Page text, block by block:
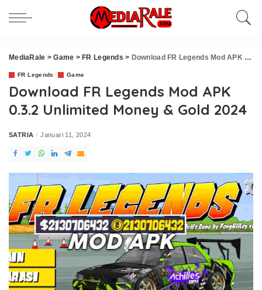
MediaRale >Game > FR Legends > Download FR Legends Mod APK 0.3.2 Unlimited Money & Gold 2024
FR Legends Game
Download FR Legends Mod APK
0.3.2 Unlimited Money & Gold 2024
Posted
SATRIA Januari 11, 2024